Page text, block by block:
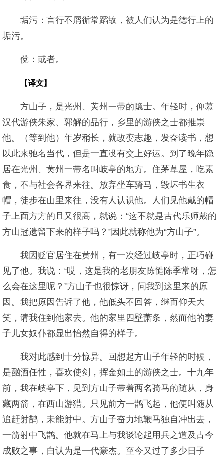
垢污：言行不屑循常蹈故，被人们认为是德行上的
垢污。
傥：或者。
【译文】
方山子，是光州、黄州一带的隐士。年轻时，仰慕
汉代游侠朱家、郭解的品行，乡里的游侠之士都推崇
他。（等到他）年岁稍长，就改变志趣，发奋读书，想
以此来驰名当代，但是一直没有交上好运。到了晚年隐
居在光州、黄州一带名叫岐亭的地方。住茅草屋，吃素
食，不与社会各界来往。放弃坐车骑马，毁坏书生衣
帽，徒步在山里来往，没有人认识他。人们见他戴的帽
子上面方方的且又很高，就说：“这不就是古代乐师戴的
方山冠遗留下来的样子吗？”因此就称他为“方山子”。
我因贬官居住在黄州，有一次经过岐亭时，正巧碰
见了他。我说：“哎，这是我的老朋友陈慥陈季常呀，怎
么会在这里呢？”方山子也很惊讶，问我到这里来的原
因。我把原因告诉了他，他低头不回答，继而仰天大
笑，请我住到他家去。他的家里四壁萧条，然而他的妻
子儿女奴仆都显出怡然自得的样子。
我对此感到十分惊异。回想起方山子年轻的时候，
是酗酒任性，喜欢使剑，挥金如土的游侠之士。十九年
前，我在岐亭下，见到方山子带着两名骑马的随从，身
藏两箭，在西山游猎。只见前方一鹊飞起，他便叫随从
追赶射鹊，未能射中。方山子奋力地鞭马独自冲出去，
一箭射中飞鹊。他就在马上与我谈论起用兵之道及古今
成败之事，自认为是一代豪杰。至今又过了多少日子